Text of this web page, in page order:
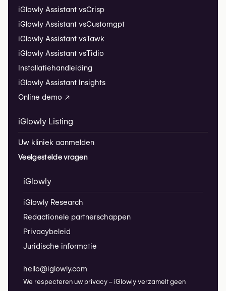
iGlowly Assistant vsCrisp
iGlowly Assistant vsCustomgpt
iGlowly Assistant vsTawk
iGlowly Assistant vsTidio
Installatiehandleiding
iGlowly Assistant Insights
Online demo ↗
iGlowly Listing
Uw kliniek aanmelden
Veelgestelde vragen
iGlowly
iGlowly Research
Redactionele partnerschappen
Privacybeleid
Juridische informatie
hello@iglowly.com
We respecteren uw privacy – iGlowly verzamelt geen